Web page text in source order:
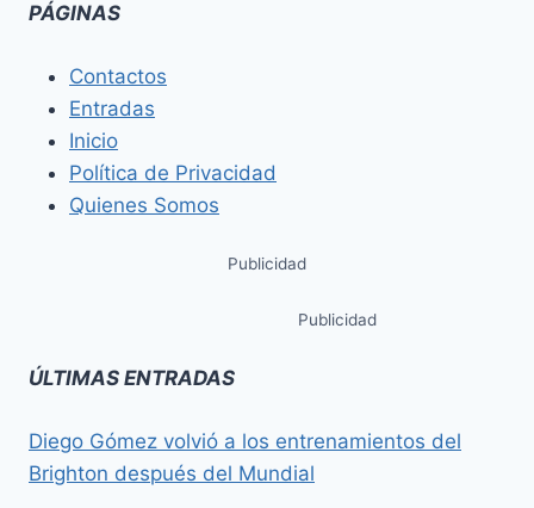
PÁGINAS
Contactos
Entradas
Inicio
Política de Privacidad
Quienes Somos
Publicidad
Publicidad
ÚLTIMAS ENTRADAS
Diego Gómez volvió a los entrenamientos del
Brighton después del Mundial